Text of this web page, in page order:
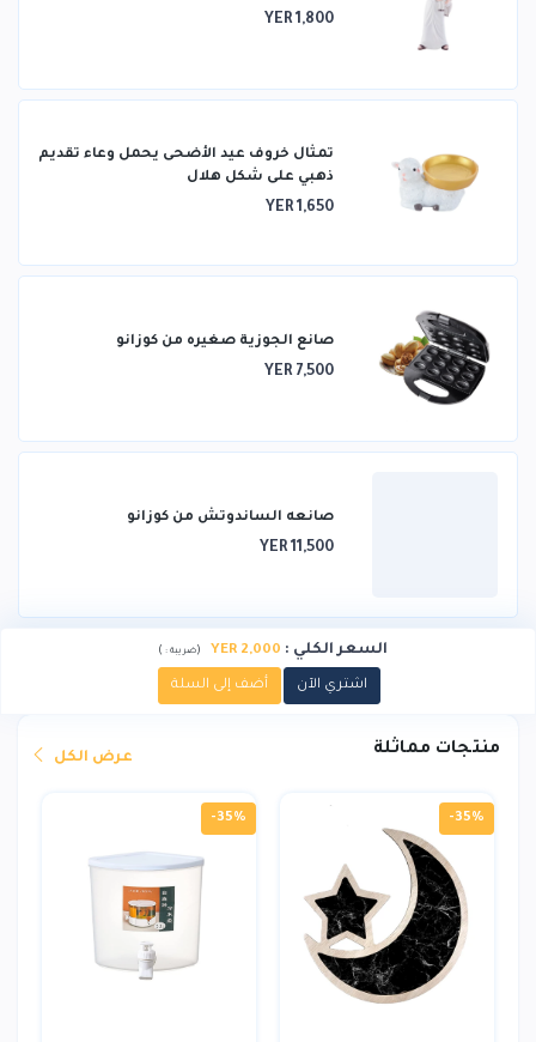
YER 1,800
تمثال خروف عيد الأضحى يحمل وعاء تقديم
ذهبي على شكل هلال
YER 1,650
صانع الجوزية صغيره من كوزانو
YER 7,500
صانعه الساندوتش من كوزانو
YER 11,500
السعر الكلي :
2,000 YER
(ضريبة : )
اشتري الآن أضف إلى السلة
منتجات مماثلة عرض الكل
-35%
-35%